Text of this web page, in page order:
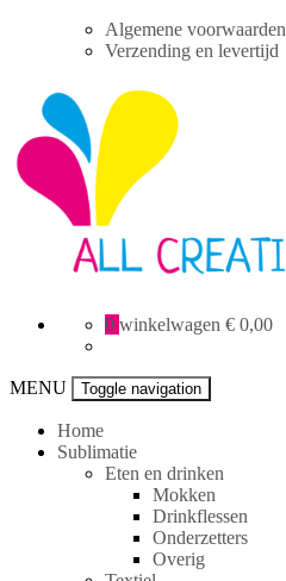
Algemene voorwaarden
Verzending en levertijd
Creative
0 winkelwagen € 0,00
MENU Toggle navigation
Home
Sublimatie
Eten en drinken
Mokken
Drinkflessen
Onderzetters
Overig